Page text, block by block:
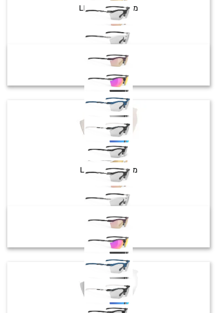
מק"ט:LE545203
צבע:
₪330
Rydon Slim
מק"ט:LE547703
צבע:
₪549